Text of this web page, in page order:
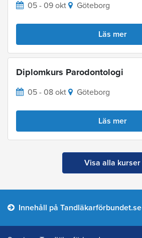
05 - 09 okt Göteborg
Läs mer
Diplomkurs Parodontologi
05 - 08 okt Göteborg
Läs mer
Visa alla kurser
Innehåll på Tandläkarförbundet.se